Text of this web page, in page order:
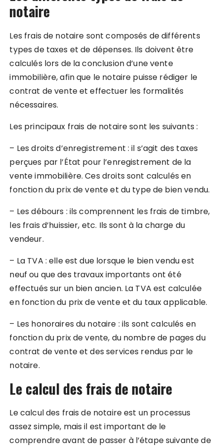
notaire
Les frais de notaire sont composés de différents
types de taxes et de dépenses. Ils doivent être
calculés lors de la conclusion d’une vente
immobilière, afin que le notaire puisse rédiger le
contrat de vente et effectuer les formalités
nécessaires.
Les principaux frais de notaire sont les suivants :
– Les droits d’enregistrement : il s’agit des taxes
perçues par l’État pour l’enregistrement de la
vente immobilière. Ces droits sont calculés en
fonction du prix de vente et du type de bien vendu.
– Les débours : ils comprennent les frais de timbre,
les frais d’huissier, etc. Ils sont à la charge du
vendeur.
– La TVA : elle est due lorsque le bien vendu est
neuf ou que des travaux importants ont été
effectués sur un bien ancien. La TVA est calculée
en fonction du prix de vente et du taux applicable.
– Les honoraires du notaire : ils sont calculés en
fonction du prix de vente, du nombre de pages du
contrat de vente et des services rendus par le
notaire.
Le calcul des frais de notaire
Le calcul des frais de notaire est un processus
assez simple, mais il est important de le
comprendre avant de passer à l’étape suivante de